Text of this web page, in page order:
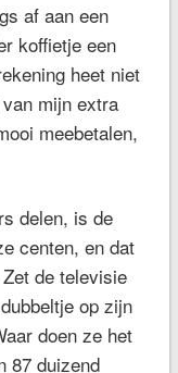
af aan een
koffietje een
heet niet
van mijn extra
meebetalen,
delen, is de
centen, en dat
de televisie
op zijn
doen ze het
87 duizend